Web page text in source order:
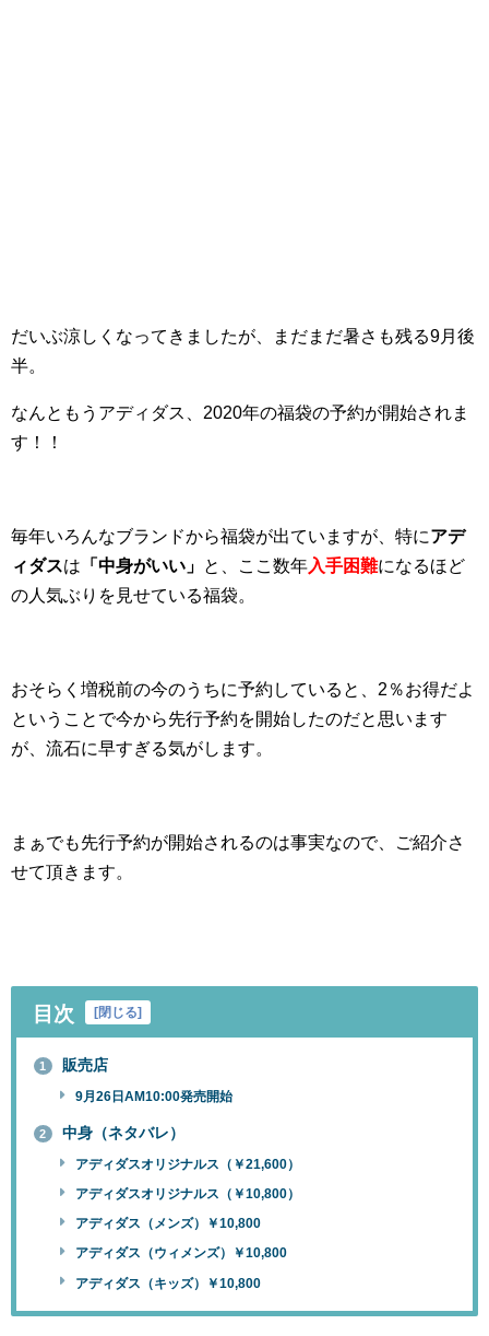
だいぶ涼しくなってきましたが、まだまだ暑さも残る9月後
半。
なんともうアディダス、2020年の福袋の予約が開始されま
す！！
毎年いろんなブランドから福袋が出ていますが、特にアデ
ィダスは 「中身がいい」 と、ここ数年入手困難になるほど
の人気ぶりを見せている福袋。
おそらく増税前の今のうちに予約していると、2％お得だよ
ということで今から先行予約を開始したのだと思います
が、流石に早すぎる気がします。
まぁでも先行予約が開始されるのは事実なので、ご紹介さ
せて頂きます。
目次 [閉じる]
1 販売店
9月26日AM10:00発売開始
2 中身（ネタバレ）
アディダスオリジナルス（￥21,600）
アディダスオリジナルス（￥10,800）
アディダス（メンズ）￥10,800
アディダス（ウィメンズ）￥10,800
アディダス（キッズ）￥10,800